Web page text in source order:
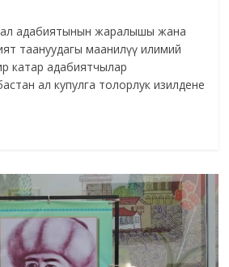
адабиятынын жаралышы жана
таануудагы маанилүү илимий
катар адабиятчылар
ал купулга толорлук изилдене